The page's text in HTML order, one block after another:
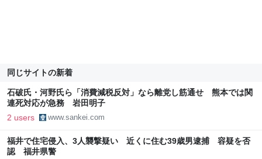
同じサイトの新着
石破氏・河野氏ら「消費減税反対」なら離党し筋通せ 熊本では関
連死対応が急務 岩田明子
2 users www.sankei.com
福井で住宅侵入、3人襲撃疑い 近くに住む39歳男逮捕 容疑を否
認 福井県警